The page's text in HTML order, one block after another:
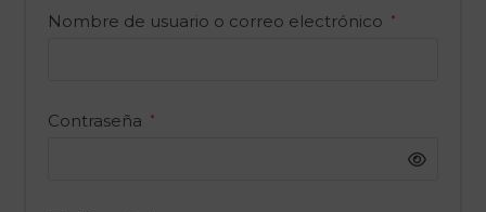
Nombre de usuario o correo electrónico *
Contraseña *